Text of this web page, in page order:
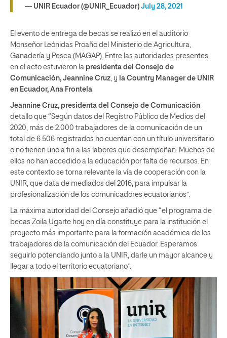
— UNIR Ecuador (@UNIR_Ecuador) July 28, 2021
El evento de entrega de becas se realizó en el auditorio
Monseñor Leónidas Proaño del Ministerio de Agricultura,
Ganadería y Pesca (MAGAP). Entre las autoridades presentes
en el acto estuvieron la presidenta del Consejo de
Comunicación, Jeannine Cruz, y la Country Manager de UNIR
en Ecuador, Ana Frontela.
Jeannine Cruz, presidenta del Consejo de Comunicación
detallo que “Según datos del Registro Público de Medios del
2020, más de 2.000 trabajadores de la comunicación de un
total de 6.506 registrados no cuentan con un título universitario
o no tienen uno a fin a las labores que desempeñan. Muchos de
ellos no han accedido a la educación por falta de recursos. En
este contexto se torna relevante la vía de cooperación con la
UNIR, que data de mediados del 2016, para impulsar la
profesionalización de los comunicadores ecuatorianos”.
La máxima autoridad del Consejo añadió que “el programa de
becas Zoila Ugarte hoy en día constituye para la institución el
proyecto más importante para la formación académica de los
trabajadores de la comunicación del Ecuador. Esperamos
seguirlo potenciando junto a la UNIR, darle un mayor alcance y
llegar a todo el territorio ecuatoriano”.